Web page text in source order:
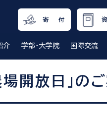
寄 付
介 学部・大学院 国際交流
開放日」の